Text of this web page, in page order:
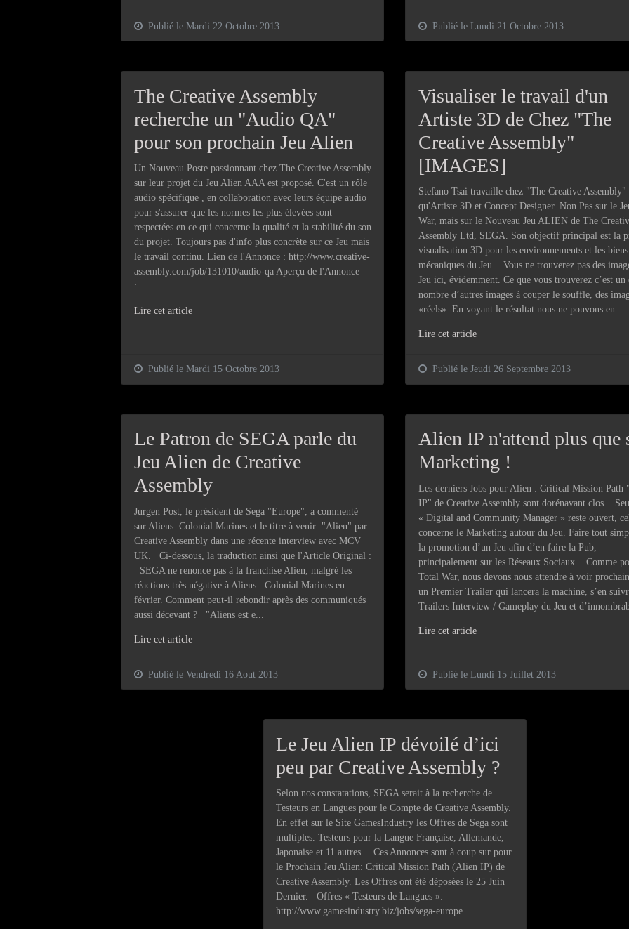
Publié le Mardi 22 Octobre 2013 Publié le Lundi 21 Octobre 2013
The Creative Assembly
recherche un "Audio QA"
pour son prochain Jeu Alien
Un Nouveau Poste passionnant chez The Creative Assembly
sur ​​leur projet du Jeu Alien AAA est proposé. C'est un rôle
audio spécifique , en collaboration avec leurs équipe audio
pour s'assurer que les normes les plus élevées sont
respectées en ce qui concerne la qualité et la stabilité du son
du projet. Toujours pas d'info plus concrète sur ce Jeu mais
le travail continu. Lien de l'Annonce : http://www.creative-
assembly.com/job/131010/audio-qa Aperçu de l'Annonce
:...
Lire cet article
Publié le Mardi 15 Octobre 2013
Visualiser le travail d'un
Artiste 3D de Chez "The
Creative Assembly"
[IMAGES]
Stefano Tsai travaille chez "The Creative Assembly"
qu'Artiste 3D et Concept Designer. Non Pas sur le
War, mais sur le Nouveau Jeu ALIEN de The
Assembly Ltd, SEGA. Son objectif principal est la
visualisation 3D pour les environnements et les biens
mécaniques du Jeu. Vous ne trouverez pas des
Jeu ici, évidemment. Ce que vous trouverez c’est un
nombre d’autres images à couper le souffle, des
«réels». En voyant le résultat nous ne pouvons en...
Lire cet article
Publié le Jeudi 26 Septembre 2013
Le Patron de SEGA parle du
Jeu Alien de Creative
Assembly
Jurgen Post, le président de Sega "Europe", a commenté
sur Aliens: Colonial Marines et le titre à venir "Alien" par
Creative Assembly dans une récente interview avec MCV
UK. Ci-dessous, la traduction ainsi que l'Article Original :
SEGA ne renonce pas à la franchise Alien, malgré les
réactions très négative à Aliens : Colonial Marines en
février. Comment peut-il rebondir après des communiqués
aussi décevant ? "Aliens est e...
Lire cet article
Publié le Vendredi 16 Aout 2013
Alien IP n'attend plus que
Marketing !
Les derniers Jobs pour Alien : Critical Mission Path
IP" de Creative Assembly sont dorénavant clos.
« Digital and Community Manager » reste ouvert,
concerne le Marketing autour du Jeu. Faire tout
la promotion d’un Jeu afin d’en faire la Pub,
principalement sur les Réseaux Sociaux. Comme
Total War, nous devons nous attendre à voir
un Premier Trailer qui lancera la machine, s’en
Trailers Interview / Gameplay du Jeu et
Lire cet article
Publié le Lundi 15 Juillet 2013
Le Jeu Alien IP dévoilé d’ici
peu par Creative Assembly ?
Selon nos constatations, SEGA serait à la recherche de
Testeurs en Langues pour le Compte de Creative Assembly.
En effet sur le Site GamesIndustry les Offres de Sega sont
multiples. Testeurs pour la Langue Française, Allemande,
Japonaise et 11 autres… Ces Annonces sont à coup sur pour
le Prochain Jeu Alien: Critical Mission Path (Alien IP) de
Creative Assembly. Les Offres ont été déposées le 25 Juin
Dernier. Offres « Testeurs de Langues »:
http://www.gamesindustry.biz/jobs/sega-europe...